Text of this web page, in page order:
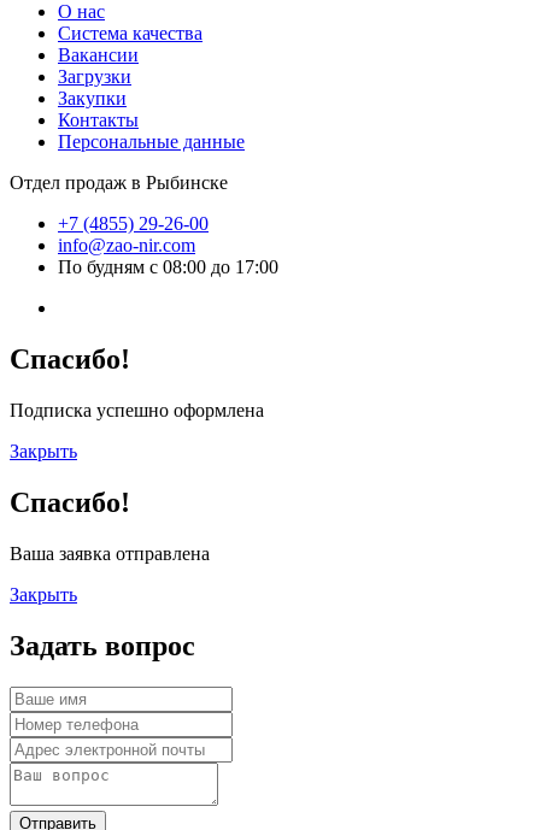
О нас
Система качества
Вакансии
Загрузки
Закупки
Контакты
Персональные данные
Отдел продаж в Рыбинске
+7 (4855) 29-26-00
info@zao-nir.com
По будням с 08:00 до 17:00
Спасибо!
Подписка успешно оформлена
Закрыть
Спасибо!
Ваша заявка отправлена
Закрыть
Задать вопрос
Отправить